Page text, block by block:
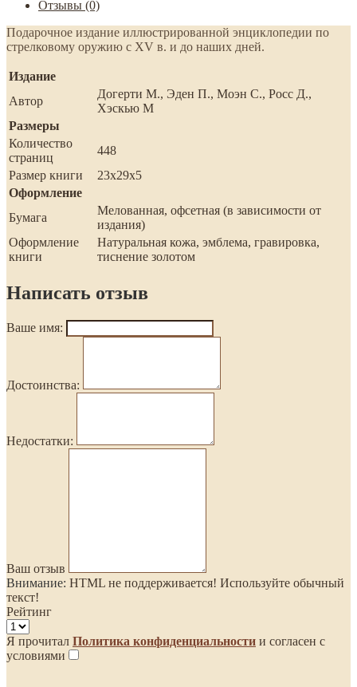
Отзывы (0)
Подарочное издание иллюстрированной энциклопедии по
стрелковому оружию с XV в. и до наших дней.
Издание
Автор
Догерти М., Эден П., Моэн С., Росс Д.,
Хэскью М
Размеры
Количество
страниц
448
Размер книги
23х29х5
Оформление
Бумага
Мелованная, офсетная (в зависимости от
издания)
Оформление
книги
Натуральная кожа, эмблема, гравировка,
тиснение золотом
Написать отзыв
Ваше имя:
Достоинства:
Недостатки:
Ваш отзыв
Внимание: HTML не поддерживается! Используйте обычный
текст!
Рейтинг
Я прочитал Политика конфиденциальности и согласен с
условиями